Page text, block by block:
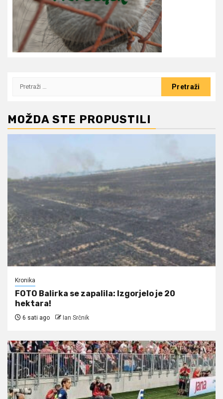
Pretraži:
MOŽDA STE PROPUSTILI
Kronika
FOTO Balirka se zapalila: Izgorjelo je 20
hektara!
6 sati ago Ian Srčnik